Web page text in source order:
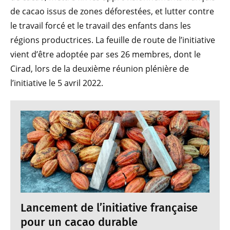
de cacao issus de zones déforestées, et lutter contre
le travail forcé et le travail des enfants dans les
régions productrices. La feuille de route de l’initiative
vient d’être adoptée par ses 26 membres, dont le
Cirad, lors de la deuxième réunion plénière de
l’initiative le 5 avril 2022.
Lancement de l’initiative française
pour un cacao durable